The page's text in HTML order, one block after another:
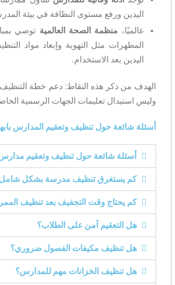
اليدين ورفع مستوى النظافة في بيئة
عالميًا، منظمة الصحة العالمية توصي
المطهرات مثل التهوية وإبعاد مواد
اليدين بعد الاستخدام.
الهدف من ذكر هذه النقاط: دعم خطة
وليس استبدال تعليمات الجهات الرسمية
أسئلة شائعة حول تنظيف وتعقيم المدارس
أسئلة شائعة حول تنظيف وتعقيم مدارس
كم يستغرق تنظيف مدرسة بشكل
كم يحتاج وقت التجفيف بعد تنظيف
هل التعقيم آمن على الطلاب؟
هل تنظيف مكيفات الفصول ضروري؟
هل تنظيف الخزانات مهم للمدارس؟